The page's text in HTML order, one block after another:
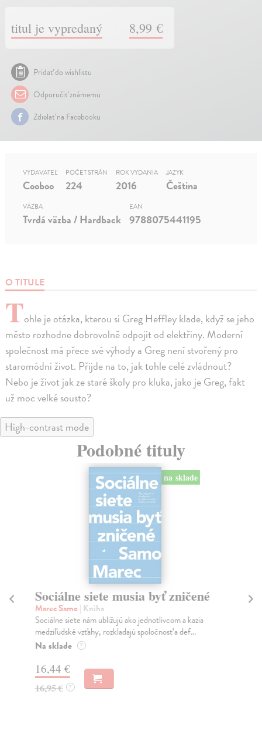
titul je vypredaný 8,99 €
Pridať do wishlistu
Odporučiť známemu
Zdielať na Facebooku
O TITULE
Tohle je otázka, kterou si Greg Heffley klade, když se jeho
město rozhodne dobrovolně odpojit od elektřiny. Moderní
společnost má přece své výhody a Greg není stvořený pro
staromódní život. Přijde na to, jak tohle celé zvládnout?
Nebo je život jak ze staré školy pro kluka, jako je Greg, fakt
už moc velké sousto?
VYDAVATEĽ
Cooboo
POČET STRÁN
224
ROK VYDANIA
2016
JAZYK
Čeština
VÄZBA
Tvrdá väzba / Hardback
EAN
9788075441195
High-contrast mode
Podobné tituly
na sklade
Sociálne siete musia byť zničené
Marec Samo| Kniha
Sociálne siete nám ubližujú ako jednotlivcom a kazia
medziľudské vzťahy, rozkladajú spoločnosť a def...
Na sklade ?
16,44 €
16,95 € ?